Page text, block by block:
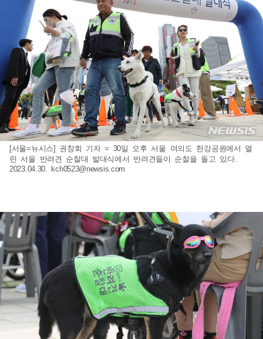
[서울=뉴시스] 권창회 기자 = 30일 오후 서울 여의도 한강공원에서 열
린 서울 반려견 순찰대 발대식에서 반려견들이 순찰을 돌고 있다.
2023.04.30.
kch0523@newsis.com